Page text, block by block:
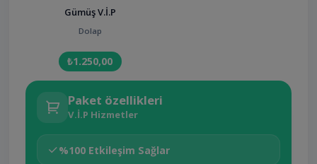
Gümüş V.İ.P
Dolap
₺1.250,00
Paket özellikleri
V.İ.P Hizmetler
%100 Etkileşim Sağlar